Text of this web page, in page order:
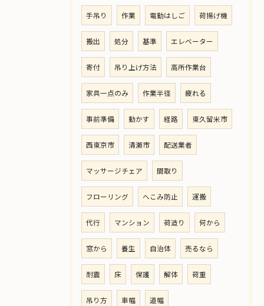
手吊り 作業 電動はしご 荷揚げ機
搬出 処分 基準 エレベーター
寄付 吊り上げ方法 高所作業台
家具一点のみ 作業半径 疲れる
事前準備 動かす 経路 東久留米市
西東京市 清瀬市 配送業者
マッサージチェア 間取り
フローリング へこみ防止 運搬
代行 マンション 荷造り 何から
窓から 養生 自治体 売るなら
耐震 床 保護 解体 荷重
吊り方 車幅 道幅